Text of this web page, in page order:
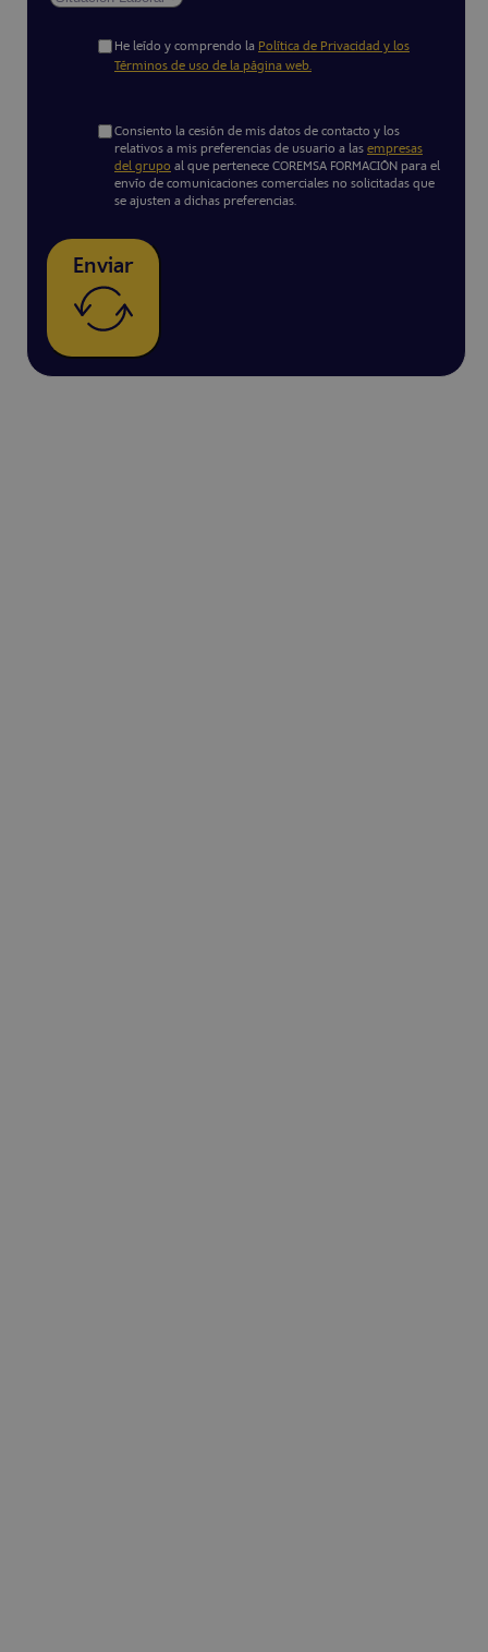
He leído y comprendo la Política de Privacidad y los
Términos de uso de la página web.
Consiento la cesión de mis datos de contacto y los
relativos a mis preferencias de usuario a las empresas
del grupo al que pertenece COREMSA FORMACIÓN para el
envío de comunicaciones comerciales no solicitadas que
se ajusten a dichas preferencias.
Enviar